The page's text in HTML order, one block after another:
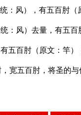
：风），有五百肘（
：风）去量，有五百
五百肘（原文：竿）
宽五百肘，将圣的与